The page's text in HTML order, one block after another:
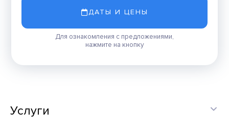
ДАТЫ И ЦЕНЫ
Для ознакомления с предложениями,
нажмите на кнопку
Услуги